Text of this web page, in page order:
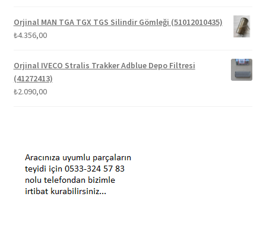
Orjinal MAN TGA TGX TGS Silindir Gömleği (51012010435)
₺4.356,00
Orjinal IVECO Stralis Trakker Adblue Depo Filtresi
(41272413)
₺2.090,00